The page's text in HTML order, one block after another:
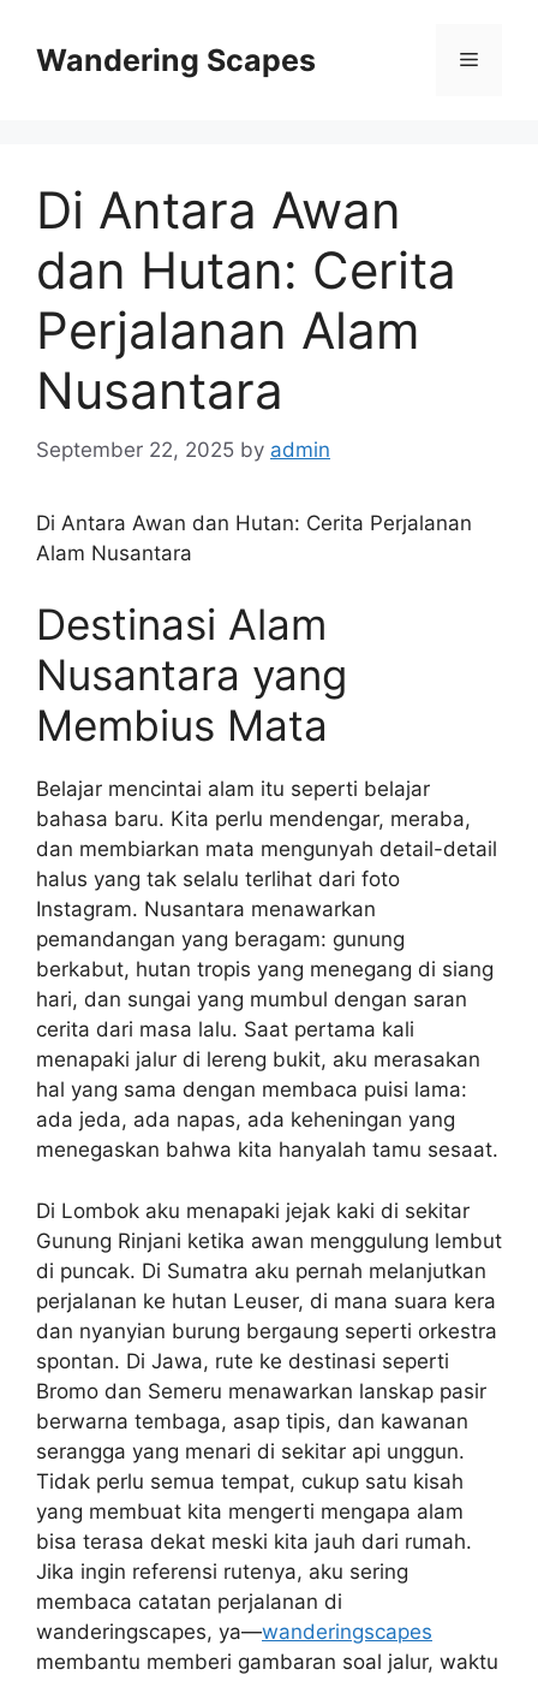
contentWandering Scapes Menu
Di Antara Awan
dan Hutan: Cerita
Perjalanan Alam
Nusantara
September 22, 2025 by admin
Di Antara Awan dan Hutan: Cerita Perjalanan
Alam Nusantara
Destinasi Alam
Nusantara yang
Membius Mata
Belajar mencintai alam itu seperti belajar
bahasa baru. Kita perlu mendengar, meraba,
dan membiarkan mata mengunyah detail-detail
halus yang tak selalu terlihat dari foto
Instagram. Nusantara menawarkan
pemandangan yang beragam: gunung
berkabut, hutan tropis yang menegang di siang
hari, dan sungai yang mumbul dengan saran
cerita dari masa lalu. Saat pertama kali
menapaki jalur di lereng bukit, aku merasakan
hal yang sama dengan membaca puisi lama:
ada jeda, ada napas, ada keheningan yang
menegaskan bahwa kita hanyalah tamu sesaat.
Di Lombok aku menapaki jejak kaki di sekitar
Gunung Rinjani ketika awan menggulung lembut
di puncak. Di Sumatra aku pernah melanjutkan
perjalanan ke hutan Leuser, di mana suara kera
dan nyanyian burung bergaung seperti orkestra
spontan. Di Jawa, rute ke destinasi seperti
Bromo dan Semeru menawarkan lanskap pasir
berwarna tembaga, asap tipis, dan kawanan
serangga yang menari di sekitar api unggun.
Tidak perlu semua tempat, cukup satu kisah
yang membuat kita mengerti mengapa alam
bisa terasa dekat meski kita jauh dari rumah.
Jika ingin referensi rutenya, aku sering
membaca catatan perjalanan di
wanderingscapes, ya—wanderingscapes
membantu memberi gambaran soal jalur, waktu